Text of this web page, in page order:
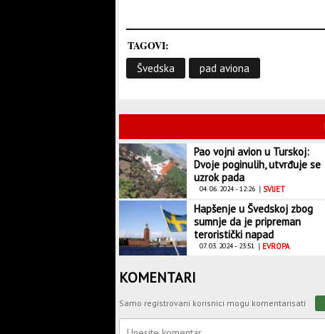
TAGOVI:
Švedska pad aviona
Pao vojni avion u Turskoj:
Dvoje poginulih, utvrđuje se
uzrok pada
04. 06. 2024 - 12:26 | SVIJET
Hapšenje u Švedskoj zbog
sumnje da je pripreman
teroristički napad
07. 03. 2024 - 23:51 | EVROPA
KOMENTARI
Samo registrovani korisnici mogu komentarisati